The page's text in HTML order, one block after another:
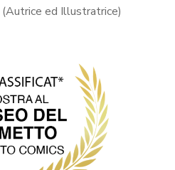
(Autrice ed Illustratrice)